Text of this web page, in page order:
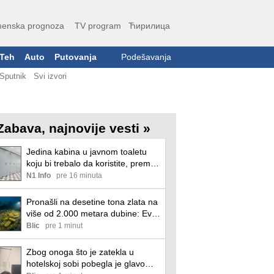
prognoza TV program Ћирилица
Teh Auto Putovanja Podešavanja
Sputnik Svi izvori
najnovije vesti »
Jedina kabina u javnom toaletu
koju bi trebalo da koristite, prema
mišljenju stručnjaka
N1 Info pre 16 minuta
Pronašli na desetine tona zlata na
više od 2.000 metara dubine: Evo
kome je pripalo blago sa "zlatnog
broda"
Blic pre 1 minut
Zbog onoga što je zatekla u
hotelskoj sobi pobegla je glavom